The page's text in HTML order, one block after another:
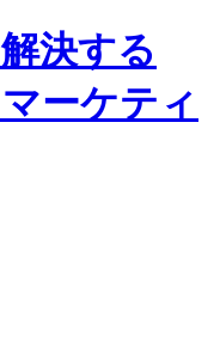
決する
ーケティ